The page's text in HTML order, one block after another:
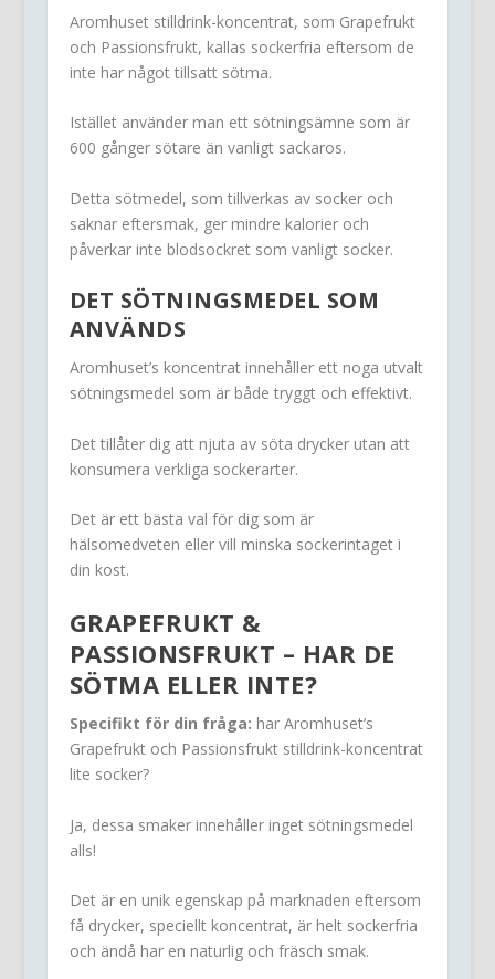
Aromhuset stilldrink-koncentrat, som Grapefrukt
och Passionsfrukt, kallas sockerfria eftersom de
inte har något tillsatt sötma.
Istället använder man ett sötningsämne som är
600 gånger sötare än vanligt sackaros.
Detta sötmedel, som tillverkas av socker och
saknar eftersmak, ger mindre kalorier och
påverkar inte blodsockret som vanligt socker.
DET SÖTNINGSMEDEL SOM
ANVÄNDS
Aromhuset’s koncentrat innehåller ett noga utvalt
sötningsmedel som är både tryggt och effektivt.
Det tillåter dig att njuta av söta drycker utan att
konsumera verkliga sockerarter.
Det är ett bästa val för dig som är
hälsomedveten eller vill minska sockerintaget i
din kost.
GRAPEFRUKT &
PASSIONSFRUKT – HAR DE
SÖTMA ELLER INTE?
Specifikt för din fråga: har Aromhuset’s
Grapefrukt och Passionsfrukt stilldrink-koncentrat
lite socker?
Ja, dessa smaker innehåller inget sötningsmedel
alls!
Det är en unik egenskap på marknaden eftersom
få drycker, speciellt koncentrat, är helt sockerfria
och ändå har en naturlig och fräsch smak.